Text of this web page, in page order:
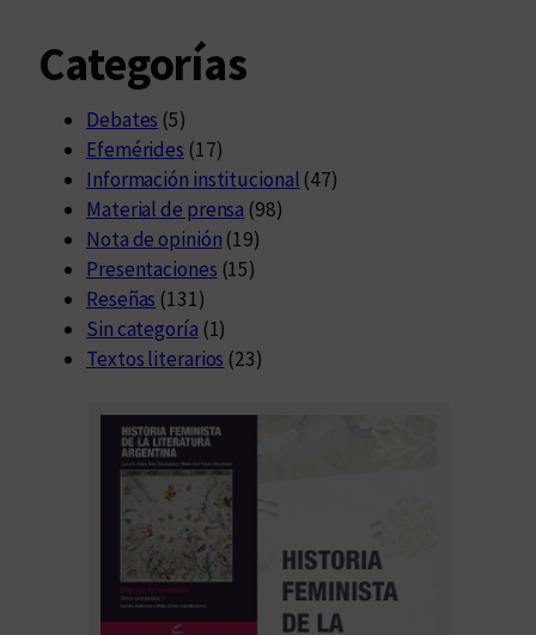
Categorías
Debates (5)
Efemérides (17)
Información institucional (47)
Material de prensa (98)
Nota de opinión (19)
Presentaciones (15)
Reseñas (131)
Sin categoría (1)
Textos literarios (23)